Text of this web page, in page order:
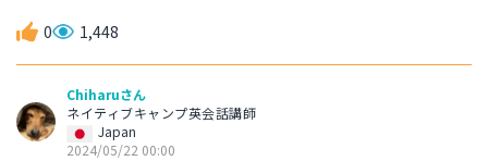
0 1,448
Chiharuさん
ネイティブキャンプ英会話講師
Japan
2024/05/22 00:00